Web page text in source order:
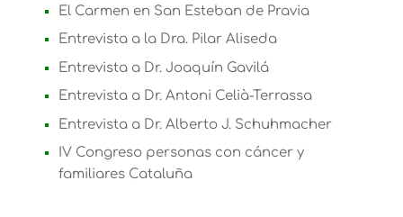
El Carmen en San Esteban de Pravia
Entrevista a la Dra. Pilar Aliseda
Entrevista a Dr. Joaquín Gavilá
Entrevista a Dr. Antoni Celià-Terrassa
Entrevista a Dr. Alberto J. Schuhmacher
IV Congreso personas con cáncer y
familiares Cataluña